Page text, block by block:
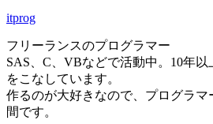
itprog
フリーランスのプログラマー
SAS、C、VBなどで活動中。10年
をこなしています。
作るのが大好きなので、プログラマ
間です。